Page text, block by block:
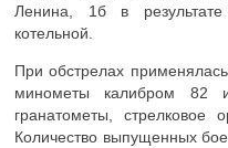
Ленина, 1б в результате
котельной.
При обстрелах
минометы калибром
гранатометы, стрелковое
Количество выпущенных